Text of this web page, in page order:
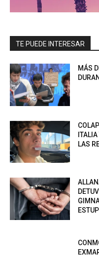
TE PUEDE INTERESAR
MÁS
LAS